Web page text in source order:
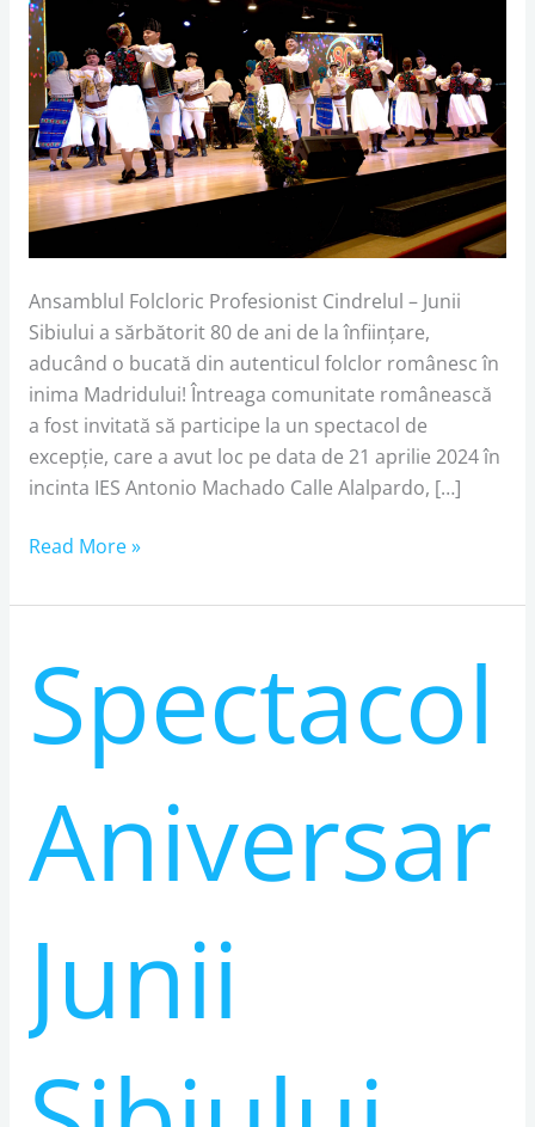
Ansamblul Folcloric Profesionist Cindrelul – Junii
Sibiului a sărbătorit 80 de ani de la înființare,
aducând o bucată din autenticul folclor românesc în
inima Madridului! Întreaga comunitate românească
a fost invitată să participe la un spectacol de
excepție, care a avut loc pe data de 21 aprilie 2024 în
incinta IES Antonio Machado Calle Alalpardo, […]
Read More »
Spectacol
Aniversar
Junii
Aniversar
Junii
Sibiului
Ani:
BILETE